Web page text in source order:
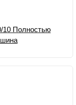
10 Полностью